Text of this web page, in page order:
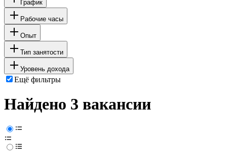
График
Рабочие часы
Опыт
Тип занятости
Уровень дохода
Ещё фильтры
Найдено 3 вакансии